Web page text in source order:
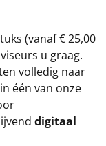
(vanaf € 25,00
u graag.
volledig naar
één van onze
digitaal